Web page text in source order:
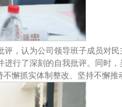
，认为公司领导班子成员对
行了深刻的自我批评。同时
懈抓实体制整改、坚持不懈推